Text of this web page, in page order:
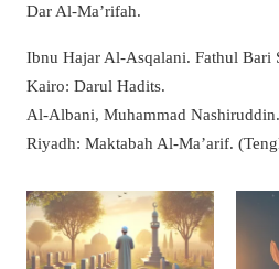
Dar Al-Ma’rifah.
Ibnu Hajar Al-Asqalani. Fathul Bari
Kairo: Darul Hadits.
Al-Albani, Muhammad
Riyadh: Maktabah Al-Ma’arif.